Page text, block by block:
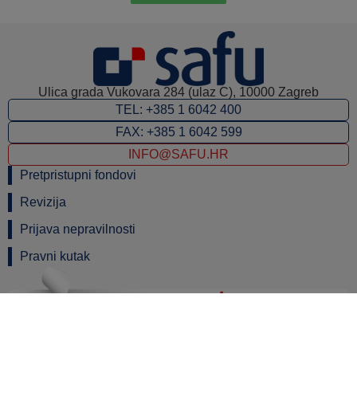
Ulica grada Vukovara 284 (ulaz C), 10000 Zagreb
TEL: +385 1 6042 400
FAX: +385 1 6042 599
INFO@SAFU.HR
Pretpristupni fondovi
Revizija
Prijava nepravilnosti
Pravni kutak